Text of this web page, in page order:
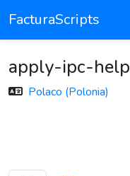
FacturaScripts
apply-ipc-help
Polaco (Polonia)